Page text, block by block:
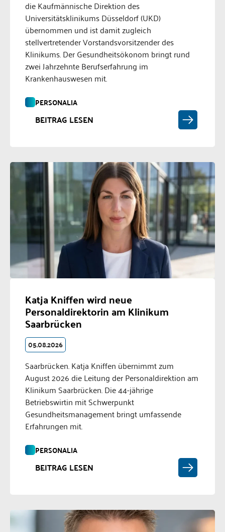
die Kaufmännische Direktion des
Universitätsklinikums Düsseldorf (UKD)
übernommen und ist damit zugleich
stellvertretender Vorstandsvorsitzender des
Klinikums. Der Gesundheitsökonom bringt rund
zwei Jahrzehnte Berufserfahrung im
Krankenhauswesen mit.
PERSONALIA
BEITRAG LESEN
Katja Kniffen wird neue
Personaldirektorin am Klinikum
Saarbrücken
05.08.2026
Saarbrücken. Katja Kniffen übernimmt zum
August 2026 die Leitung der Personaldirektion am
Klinikum Saarbrücken. Die 44-jährige
Betriebswirtin mit Schwerpunkt
Gesundheitsmanagement bringt umfassende
Erfahrungen mit.
PERSONALIA
BEITRAG LESEN